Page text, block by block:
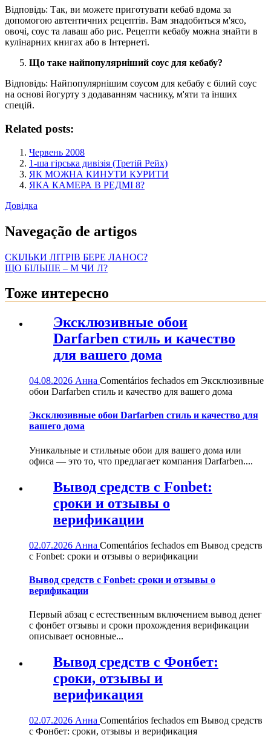
Відповідь: Так, ви можете приготувати кебаб вдома за
допомогою автентичних рецептів. Вам знадобиться м'ясо,
овочі, соус та лаваш або рис. Рецепти кебабу можна знайти в
кулінарних книгах або в Інтернеті.
Що таке найпопулярніший соус для кебабу?
Відповідь: Найпопулярнішим соусом для кебабу є білий соус
на основі йогурту з додаванням часнику, м'яти та інших
спецій.
Related posts:
Червень 2008
1-ша гірська дивізія (Третій Рейх)
ЯК МОЖНА КИНУТИ КУРИТИ
ЯКА КАМЕРА В РЕДМІ 8?
Довідка
Navegação de artigos
СКІЛЬКИ ЛІТРІВ БЕРЕ ЛАНОС?
ЩО БІЛЬШЕ – М ЧИ Л?
Тоже интересно
Эксклюзивные обои
Darfarben стиль и качество
для вашего дома
04.08.2026 Анна Comentários fechados em Эксклюзивные
обои Darfarben стиль и качество для вашего дома
Эксклюзивные обои Darfarben стиль и качество для
вашего дома
Уникальные и стильные обои для вашего дома или
офиса — это то, что предлагает компания Darfarben....
Вывод средств с Fonbet:
сроки и отзывы о
верификации
02.07.2026 Анна Comentários fechados em Вывод средств
с Fonbet: сроки и отзывы о верификации
Вывод средств с Fonbet: сроки и отзывы о
верификации
Первый абзац с естественным включением вывод денег
с фонбет отзывы и сроки прохождения верификации
описывает основные...
Вывод средств с Фонбет:
сроки, отзывы и
верификация
02.07.2026 Анна Comentários fechados em Вывод средств
с Фонбет: сроки, отзывы и верификация